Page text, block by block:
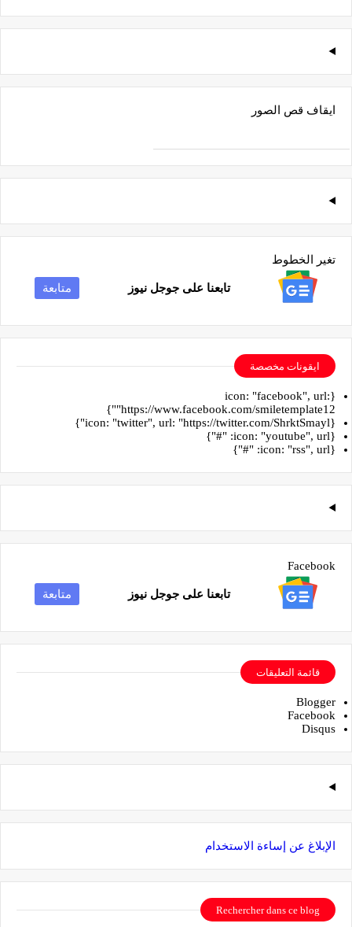
ايقاف قص الصور
تغير الخطوط
تابعنا على جوجل نيوز متابعة
ايقونات مخصصة
{icon: "facebook", url:
"https://www.facebook.com/smiletemplate12"}
{icon: "twitter", url: "https://twitter.com/ShrktSmayl"}
{icon: "youtube", url: "#"}
{icon: "rss", url: "#"}
Facebook
تابعنا على جوجل نيوز متابعة
قائمة التعليقات
Blogger
Facebook
Disqus
الإبلاغ عن إساءة الاستخدام
Rechercher dans ce blog